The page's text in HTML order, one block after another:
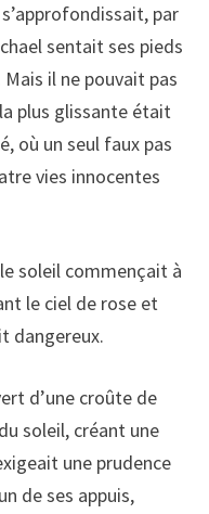
par
sentait ses pieds
il ne pouvait pas
plus glissante était
où un seul faux pas
vies innocentes
soleil commençait à
le ciel de rose et
dangereux.
d’une croûte de
soleil, créant une
une prudence
de ses appuis,